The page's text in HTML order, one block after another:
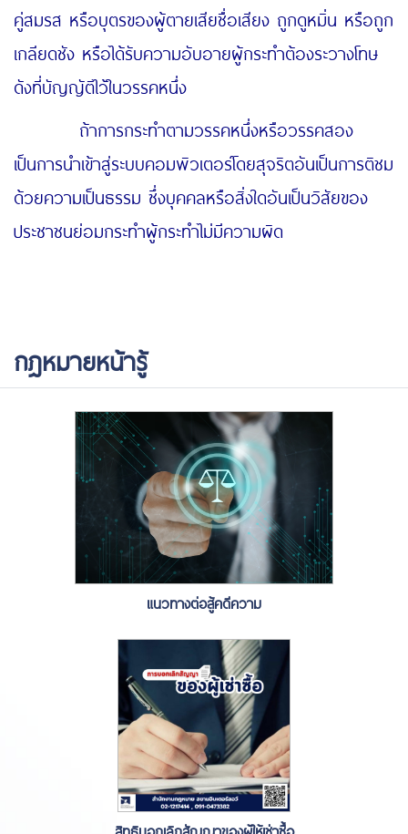
คู่สมรส หรือบุตรของผู้ตายเสียชื่อเสียง ถูกดูหมิ่น หรือถูก
เกลียดชัง หรือได้รับความอับอายผู้กระทำต้องระวางโทษ
ดังที่บัญญัติไว้ในวรรคหนึ่ง
ถ้าการกระทำตามวรรคหนึ่งหรือวรรคสอง
เป็นการนำเข้าสู่ระบบคอมพิวเตอร์โดยสุจริตอันเป็นการติชม
ด้วยความเป็นธรรม ซึ่งบุคคลหรือสิ่งใดอันเป็นวิสัยของ
ประชาชนย่อมกระทำผู้กระทำไม่มีความผิด
กฎหมายหน้ารู้
แนวทางต่อสู้คดีความ